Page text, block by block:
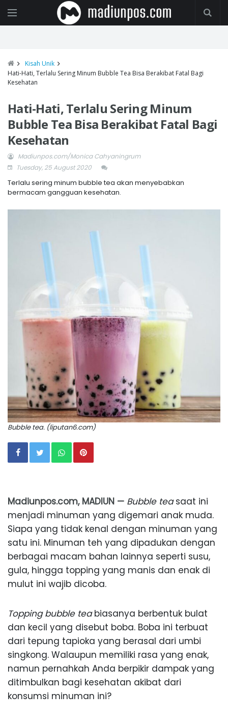
Kisah Unik
Hati-Hati, Terlalu Sering Minum Bubble Tea Bisa Berakibat Fatal Bagi
Kesehatan
Hati-Hati, Terlalu Sering Minum
Bubble Tea Bisa Berakibat Fatal Bagi
Kesehatan
Madiunpos.com/Monica Cahyaningrum
Tuesday, 25 August 2020
Terlalu sering minum bubble tea akan menyebabkan
bermacam gangguan kesehatan.
Bubble tea. (liputan6.com)
Madiunpos.com, MADIUN — Bubble teasaat ini
menjadi minuman yang digemari anak muda.
Siapa yang tidak kenal dengan minuman yang
satu ini. Minuman teh yang dipadukan dengan
berbagai macam bahan lainnya seperti susu,
gula, hingga topping yang manis dan enak di
mulut ini wajib dicoba.
Topping bubble teabiasanya berbentuk bulat
dan kecil yang disebut boba. Boba ini terbuat
dari tepung tapioka yang berasal dari umbi
singkong. Walaupun memiliki rasa yang enak,
namun pernahkah Anda berpikir dampak yang
ditimbulkan bagi kesehatan akibat dari
konsumsi minuman ini?